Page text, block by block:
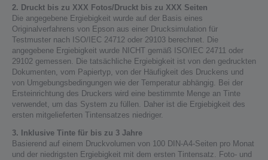
2. Druckt bis zu XXX Fotos/Druckt bis zu XXX Seiten
Die angegebene Ergiebigkeit wurde auf der Basis eines
Originalverfahrens von Epson aus einer Drucksimulation für
Testmuster nach ISO/IEC 24712 oder 29103 berechnet. Die
angegebene Ergiebigkeit wurde NICHT gemäß ISO/IEC 24711 oder
29102 gemessen. Die tatsächliche Ergiebigkeit ist von den gedruckten
Dokumenten, vom Papiertyp, von der Häufigkeit des Druckens und
von Umgebungsbedingungen wie der Temperatur abhängig. Bei der
Ersteinrichtung des Druckers wird eine bestimmte Menge an Tinte
verwendet, um das System zu füllen. Daher ist die Ergiebigkeit des
ersten mitgelieferten Tintensatzes niedriger.
3. Inklusive Tinte für bis zu 3 Jahre
Basierend auf einem Druckvolumen von 100 DIN-A4-Seiten pro Monat
und der niedrigsten Ergiebigkeit mit dem ersten Tintensatz. Foto- und